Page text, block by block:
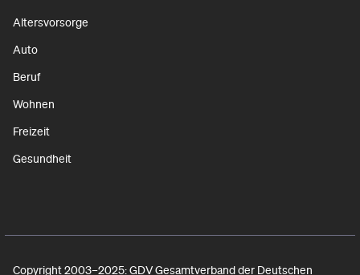
Altersvorsorge
Auto
Beruf
Wohnen
Freizeit
Gesundheit
Copyright 2003–2025: GDV Gesamtverband der Deutschen